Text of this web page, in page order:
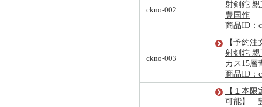
ckno-002
射剣鉈
豊国作
商品ID：
ckno-003
【予約
射剣鉈
カス15
商品ID：
【１本
可能】